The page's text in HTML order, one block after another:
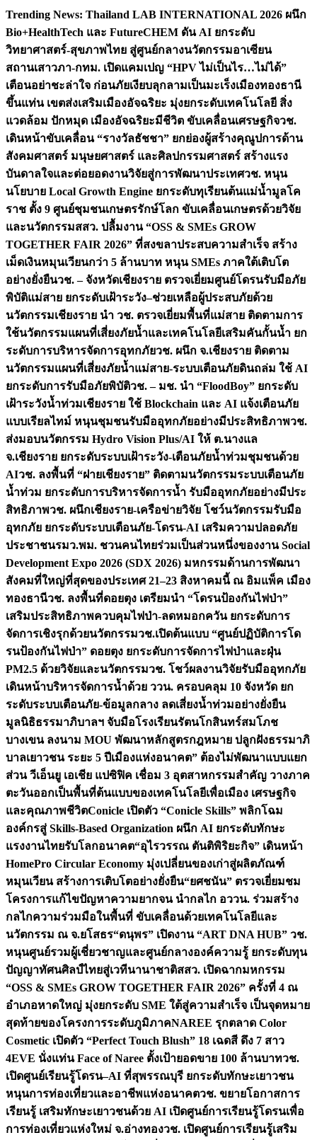
Skip
content
Trending News: Thailand LAB INTERNATIONAL 2026 ผนึก
Bio+HealthTech และ FutureCHEM ดัน AI ยกระดับ
วิทยาศาสตร์-สุขภาพไทย สู่ศูนย์กลางนวัตกรรมอาเซียน
สถานเสาวภา-กทม. เปิดแคมเปญ “HPV ไม่เป็นไร…ไม่ได้”
เตือนอย่าชะล่าใจ ก่อนภัยเงียบลุกลามเป็นมะเร็งเมืองทองธานี
ขึ้นแท่น เขตส่งเสริมเมืองอัจฉริยะ มุ่งยกระดับเทคโนโลยี สิ่ง
แวดล้อม ปักหมุด เมืองอัจฉริยะมีชีวิต ขับเคลื่อนเศรษฐกิจวช.
เดินหน้าขับเคลื่อน “รางวัลธัชชา” ยกย่องผู้สร้างคุณูปการด้าน
สังคมศาสตร์ มนุษยศาสตร์ และศิลปกรรมศาสตร์ สร้างแรง
บันดาลใจและต่อยอดงานวิจัยสู่การพัฒนาประเทศวช. หนุน
นโยบาย Local Growth Engine ยกระดับทุเรียนต้นแม่น้ำมูลโค
ราช ตั้ง 9 ศูนย์ชุมชนเกษตรรักษ์โลก ขับเคลื่อนเกษตรด้วยวิจัย
และนวัตกรรมสสว. ปลื้มงาน “OSS & SMEs GROW
TOGETHER FAIR 2026” ที่สงขลาประสบความสำเร็จ สร้าง
เม็ดเงินหมุนเวียนกว่า 5 ล้านบาท หนุน SMEs ภาคใต้เติบโต
อย่างยั่งยืนวช. – จังหวัดเชียงราย ตรวจเยี่ยมศูนย์โดรนรับมือภัย
พิบัติแม่สาย ยกระดับเฝ้าระวัง–ช่วยเหลือผู้ประสบภัยด้วย
นวัตกรรมเชียงราย นำ วช. ตรวจเยี่ยมพื้นที่แม่สาย ติดตามการ
ใช้นวัตกรรมแผนที่เสี่ยงภัยน้ำและเทคโนโลยีเสริมคันกั้นน้ำ ยก
ระดับการบริหารจัดการอุทกภัยวช. ผนึก จ.เชียงราย ติดตาม
นวัตกรรมแผนที่เสี่ยงภัยน้ำแม่สาย-ระบบเตือนภัยดินถล่ม ใช้ AI
ยกระดับการรับมือภัยพิบัติวช. – มช. นำ “FloodBoy” ยกระดับ
เฝ้าระวังน้ำท่วมเชียงราย ใช้ Blockchain และ AI แจ้งเตือนภัย
แบบเรียลไทม์ หนุนชุมชนรับมืออุทกภัยอย่างมีประสิทธิภาพวช.
ส่งมอบนวัตกรรม Hydro Vision Plus/AI ให้ ต.นางแล
จ.เชียงราย ยกระดับระบบเฝ้าระวัง-เตือนภัยน้ำท่วมชุมชนด้วย
AIวช. ลงพื้นที่ “ฝายเชียงราย” ติดตามนวัตกรรมระบบเตือนภัย
น้ำท่วม ยกระดับการบริหารจัดการน้ำ รับมืออุทกภัยอย่างมีประ
สิทธิภาพวช. ผนึกเชียงราย-เครือข่ายวิจัย โชว์นวัตกรรมรับมือ
อุทกภัย ยกระดับระบบเตือนภัย-โดรน-AI เสริมความปลอดภัย
ประชาชนรมว.พม. ชวนคนไทยร่วมเป็นส่วนหนึ่งของงาน Social
Development Expo 2026 (SDX 2026) มหกรรมด้านการพัฒนา
สังคมที่ใหญ่ที่สุดของประเทศ 21–23 สิงหาคมนี้ ณ อิมแพ็ค เมือง
ทองธานีวช. ลงพื้นที่ดอยตุง เตรียมนำ “โดรนป้องกันไฟป่า”
เสริมประสิทธิภาพควบคุมไฟป่า-ลดหมอกควัน ยกระดับการ
จัดการเชิงรุกด้วยนวัตกรรมวช.เปิดต้นแบบ “ศูนย์ปฏิบัติการโด
รนป้องกันไฟป่า” ดอยตุง ยกระดับการจัดการไฟป่าและฝุ่น
PM2.5 ด้วยวิจัยและนวัตกรรมวช. โชว์ผลงานวิจัยรับมืออุทกภัย
เดินหน้าบริหารจัดการน้ำด้วย ววน. ครอบคลุม 10 จังหวัด ยก
ระดับระบบเตือนภัย-ข้อมูลกลาง ลดเสี่ยงน้ำท่วมอย่างยั่งยืน
มูลนิธิธรรมาภิบาลฯ จับมือโรงเรียนรัตนโกสินทร์สมโภช
บางเขน ลงนาม MOU พัฒนาหลักสูตรกฎหมาย ปลูกฝังธรรมาภิ
บาลเยาวชน ระยะ 5 ปีเมืองแห่งอนาคต” ต้องไม่พัฒนาแบบแยก
ส่วน วีเอ็นยู เอเชีย แปซิฟิค เชื่อม 3 อุตสาหกรรมสำคัญ วางภาค
ตะวันออกเป็นพื้นที่ต้นแบบของเทคโนโลยีเพื่อเมือง เศรษฐกิจ
และคุณภาพชีวิตConicle เปิดตัว “Conicle Skills” พลิกโฉม
องค์กรสู่ Skills-Based Organization ผนึก AI ยกระดับทักษะ
แรงงานไทยรับโลกอนาคต“อุไรวรรณ ตันติพิริยะกิจ” เดินหน้า
HomePro Circular Economy มุ่งเปลี่ยนของเก่าสู่ผลิตภัณฑ์
หมุนเวียน สร้างการเติบโตอย่างยั่งยืน“ยศชนัน” ตรวจเยี่ยมชม
โครงการแก้ไขปัญหาความยากจน นำกลไก อววน. ร่วมสร้าง
กลไกความร่วมมือในพื้นที่ ขับเคลื่อนด้วยเทคโนโลยีและ
นวัตกรรม ณ จ.ยโสธร“ดนุพร” เปิดงาน “ART DNA HUB” วช.
หนุนศูนย์รวมผู้เชี่ยวชาญและศูนย์กลางองค์ความรู้ ยกระดับทุน
ปัญญาทัศนศิลป์ไทยสู่เวทีนานาชาติสสว. เปิดฉากมหกรรม
“OSS & SMEs GROW TOGETHER FAIR 2026” ครั้งที่ 4 ณ
อำเภอหาดใหญ่ มุ่งยกระดับ SME ใต้สู่ความสำเร็จ เป็นจุดหมาย
สุดท้ายของโครงการระดับภูมิภาคNAREE รุกตลาด Color
Cosmetic เปิดตัว “Perfect Touch Blush” 18 เฉดสี ดึง 7 สาว
4EVE นั่งแท่น Face of Naree ตั้งเป้ายอดขาย 100 ล้านบาทวช.
เปิดศูนย์เรียนรู้โดรน–AI ที่สุพรรณบุรี ยกระดับทักษะเยาวชน
หนุนการท่องเที่ยวและอาชีพแห่งอนาคตวช. ขยายโอกาสการ
เรียนรู้ เสริมทักษะเยาวชนด้วย AI เปิดศูนย์การเรียนรู้โดรนเพื่อ
การท่องเที่ยวแห่งใหม่ จ.อ่างทองวช. เปิดศูนย์การเรียนรู้เสริม